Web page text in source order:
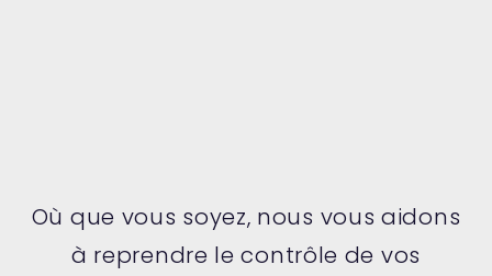
Où que vous soyez, nous vous aidons
à reprendre le contrôle de vos